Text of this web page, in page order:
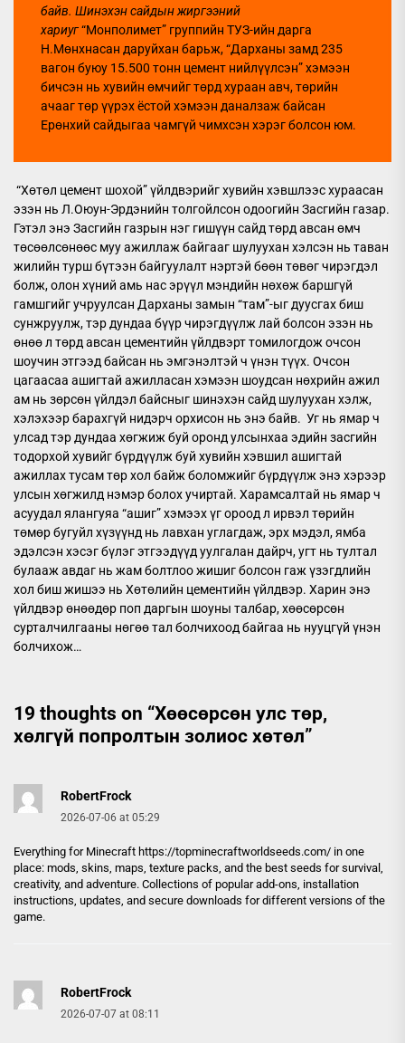
байв. Шинэхэн сайдын жиргээний
хариуг“Монполимет” группийн ТУЗ-ийн дарга
Н.Мөнхнасан даруйхан барьж, “Дарханы замд 235
вагон буюу 15.500 тонн цемент нийлүүлсэн” хэмээн
бичсэн нь хувийн өмчийг төрд хураан авч, төрийн
ачааг төр үүрэх ёстой хэмээн даналзаж байсан
Ерөнхий сайдыгаа чамгүй чимхсэн хэрэг болсон юм.
“Хөтөл цемент шохой” үйлдвэрийг хувийн хэвшлээс хураасан
эзэн нь Л.Оюун-Эрдэнийн толгойлсон одоогийн Засгийн газар.
Гэтэл энэ Засгийн газрын нэг гишүүн сайд төрд авсан өмч
төсөөлсөнөөс муу ажиллаж байгааг шулуухан хэлсэн нь таван
жилийн турш бүтээн байгуулалт нэртэй бөөн төвөг чирэгдэл
болж, олон хүний амь нас эрүүл мэндийн нөхөж баршгүй
гамшгийг учруулсан Дарханы замын “там”-ыг дуусгах биш
сунжруулж, тэр дундаа бүүр чирэгдүүлж лай болсон эзэн нь
өнөө л төрд авсан цементийн үйлдвэрт томилогдож очсон
шоучин этгээд байсан нь эмгэнэлтэй ч үнэн түүх. Очсон
цагаасаа ашигтай ажилласан хэмээн шоудсан нөхрийн ажил
ам нь зөрсөн үйлдэл байсныг шинэхэн сайд шулуухан хэлж,
хэлэхээр барахгүй нидэрч орхисон нь энэ байв. Уг нь ямар ч
улсад тэр дундаа хөгжиж буй оронд улсынхаа эдийн засгийн
тодорхой хувийг бүрдүүлж буй хувийн хэвшил ашигтай
ажиллах тусам төр хол байж боломжийг бүрдүүлж энэ хэрээр
улсын хөгжилд нэмэр болох учиртай. Харамсалтай нь ямар ч
асуудал ялангуяа “ашиг” хэмээх үг ороод л ирвэл төрийн
төмөр бугуйл хүзүүнд нь лавхан углагдаж, эрх мэдэл, ямба
эдэлсэн хэсэг бүлэг этгээдүүд уулгалан дайрч, угт нь тултал
булааж авдаг нь жам болтлоо жишиг болсон гаж үзэгдлийн
хол биш жишээ нь Хөтөлийн цементийн үйлдвэр. Харин энэ
үйлдвэр өнөөдөр поп даргын шоуны талбар, хөөсөрсөн
сурталчилгааны нөгөө тал болчихоод байгаа нь нууцгүй үнэн
болчихож…
19 thoughts on “Хөөсөрсөн улс төр,
хөлгүй попролтын золиос хөтөл”
RobertFrock
2026-07-06 at 05:29
Everything for Minecraft https://topminecraftworldseeds.com/ in one
place: mods, skins, maps, texture packs, and the best seeds for survival,
creativity, and adventure. Collections of popular add-ons, installation
instructions, updates, and secure downloads for different versions of the
game.
RobertFrock
2026-07-07 at 08:11